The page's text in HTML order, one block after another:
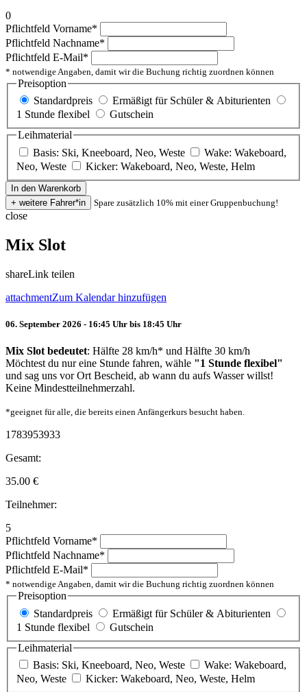
0
Pflichtfeld Vorname*
Pflichtfeld Nachname*
Pflichtfeld E-Mail*
* notwendige Angaben, damit wir die Buchung richtig zuordnen können
Preisoption
Standardpreis
Ermäßigt für Schüler & Abiturienten
1 Stunde flexibel
Gutschein
Leihmaterial
Basis: Ski, Kneeboard, Neo, Weste
Wake: Wakeboard,
Neo, Weste
Kicker: Wakeboard, Neo, Weste, Helm
Spare zusätzlich 10% mit einer Gruppenbuchung!
close
Mix Slot
shareLink teilen
attachmentZum Kalendar hinzufügen
06. September 2026 - 16:45 Uhr bis 18:45 Uhr
Mix Slot bedeutet: Hälfte 28 km/h* und Hälfte 30 km/h
Möchtest du nur eine Stunde fahren, wähle "1 Stunde flexibel"
und sag uns vor Ort Bescheid, ab wann du aufs Wasser willst!
Keine Mindestteilnehmerzahl.
*geeignet für alle, die bereits einen Anfängerkurs besucht haben.
1783953933
Gesamt:
35.00 €
Teilnehmer:
5
Pflichtfeld Vorname*
Pflichtfeld Nachname*
Pflichtfeld E-Mail*
* notwendige Angaben, damit wir die Buchung richtig zuordnen können
Preisoption
Standardpreis
Ermäßigt für Schüler & Abiturienten
1 Stunde flexibel
Gutschein
Leihmaterial
Basis: Ski, Kneeboard, Neo, Weste
Wake: Wakeboard,
Neo, Weste
Kicker: Wakeboard, Neo, Weste, Helm